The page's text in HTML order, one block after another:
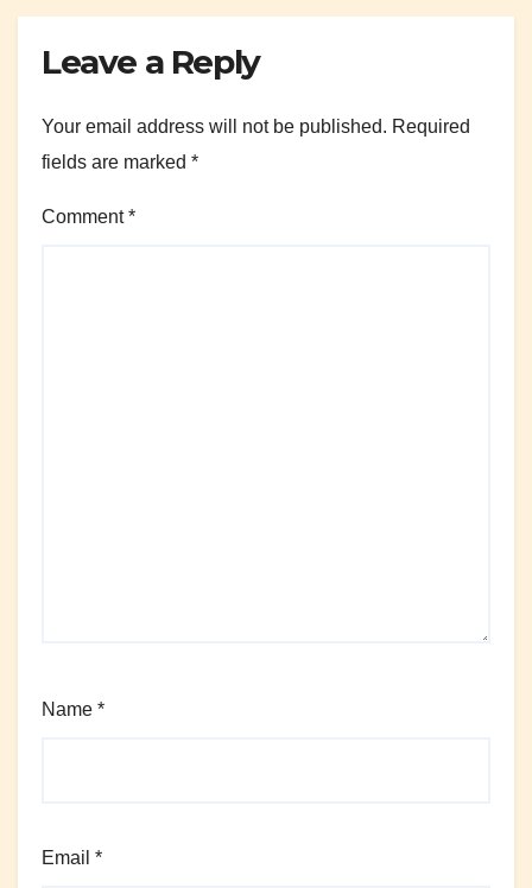
Leave a Reply
Your email address will not be published. Required
fields are marked *
Comment*
Name *
Email *